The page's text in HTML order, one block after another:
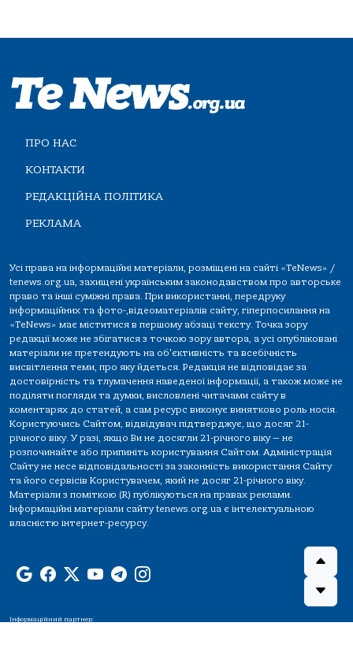
ПРО НАС
КОНТАКТИ
РЕДАКЦІЙНА ПОЛІТИКА
РЕКЛАМА
Усі права на інформаційні матеріали, розміщені на сайті «TeNews» /
tenews.org.ua, захищені українським законодавством про авторське
право та інші суміжні права. При використанні, передруку
інформаційних та фото-,відеоматеріалів сайту, гіперпосилання на
«TeNews» має міститися в першому абзаці тексту. Точка зору
редакції може не збігатися з точкою зору автора, а усі опубліковані
матеріали не претендують на об'єктивність та всебічність
висвітлення теми, про яку йдеться. Редакція не відповідає за
достовірність та тлумачення наведеної інформації, а також може не
поділяти погляди та думки, висловлені читачами сайту в
коментарях до статей, а сам ресурс виконує винятково роль носія.
Користуючись Сайтом, відвідувач підтверджує, що досяг 21-
річного віку. У разі, якщо Ви не досягли 21-річного віку — не
розпочинайте або припиніть користування Сайтом. Адміністрація
Сайту не несе відповідальності за законність використання Сайту
та його сервісів Користувачем, який не досяг 21-річного віку.
Матеріали з поміткою (R) публікуються на правах реклами.
Інформаційні матеріали сайту tenews.org.ua є інтелектуальною
власністю інтернет-ресурсу.
Інформаційний партнер: